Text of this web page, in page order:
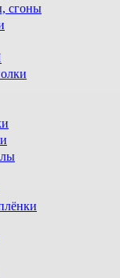
сгоны